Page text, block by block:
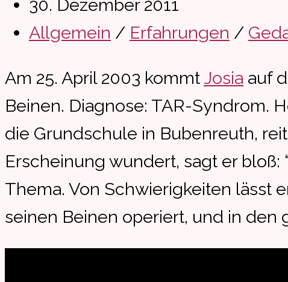
Beitrag
veröffentlicht:
30. Dezember 2011
Beitrags-
Allgemein / Erfahrungen /
Am 25. April 2003 kommt Josia auf
Beinen. Diagnose: TAR-Syndrom.
die Grundschule in Bubenreuth,
Erscheinung wundert, sagt er bloß:
Thema. Von Schwierigkeiten lässt
seinen Beinen operiert, und in den